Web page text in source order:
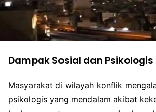
Dampak Sosial dan Psikologis
Masyarakat di wilayah konflik
psikologis yang mendalam akibat